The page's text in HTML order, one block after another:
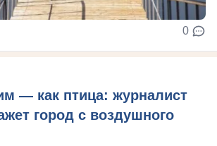
0
— как птица: журналист
город с воздушного